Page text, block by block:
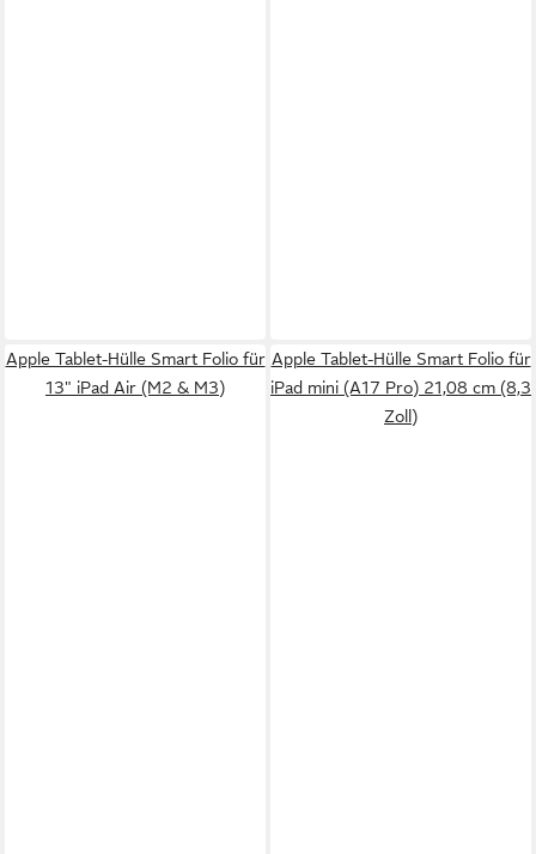
Apple Tablet-Hülle Smart Folio für
13" iPad Air (M2 & M3)
Apple Tablet-Hülle Smart Folio für
iPad mini (A17 Pro) 21,08 cm (8,3
Zoll)